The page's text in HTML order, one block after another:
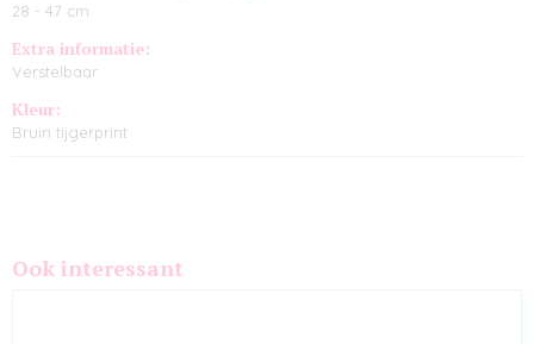
28 - 47 cm
Extra informatie:
Verstelbaar
Kleur:
Bruin tijgerprint
Ook interessant